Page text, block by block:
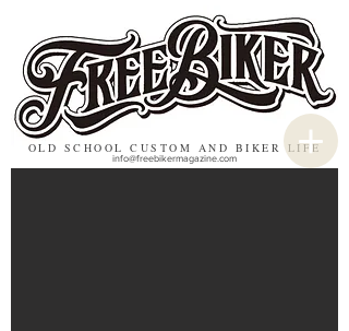
OLD SCHOOL CUSTOM AND BIKER LIFE
info@freebikermagazine.com